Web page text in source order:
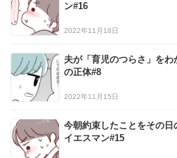
ン#16
2022年11月18日
夫が「育児のつらさ」を
の正体#8
2022年11月15日
今朝約束したことをその
イエスマン#15